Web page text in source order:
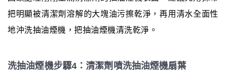
把明顯被清潔劑溶解的大塊油污擦乾淨，再用清水全面性
地沖洗抽油煙機，把抽油煙機清洗乾淨。
洗抽油煙機步驟4：清潔劑噴洗抽油煙機扇葉